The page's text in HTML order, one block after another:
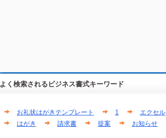
よく検索されるビジネス書式キーワード
お礼状はがきテンプレート 1 エクセル
はがき
請求書 提案 お知らせ